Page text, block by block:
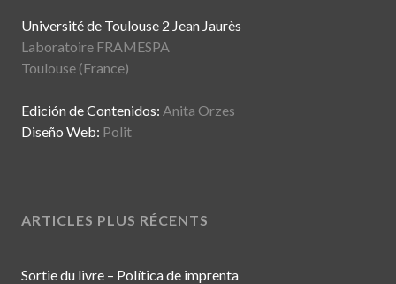
Université de Toulouse 2 Jean Jaurès
Laboratoire FRAMESPA
Toulouse (France)
Edición de Contenidos: Anita Orzes
Diseño Web: Polit
ARTICLES PLUS RÉCENTS
Sortie du livre – Política de imprenta